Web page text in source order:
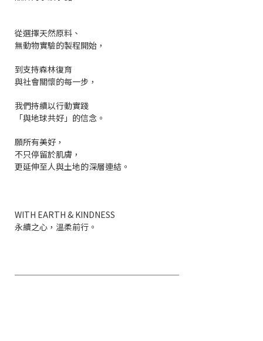
從選擇天然原料、
無動物實驗的製程開始，
到支持森林復育
與社會關懷的每一步，
我們持續以行動實踐
「與地球共好」的信念。
願所有美好，
不只停留於肌膚，
更延伸至人與土地的深層連結。
WITH EARTH & KINDNESS
永續之心，溫柔前行。
────────────────────